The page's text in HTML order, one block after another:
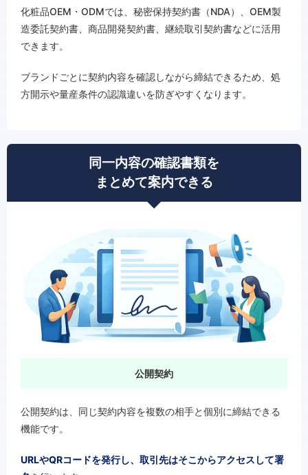
化粧品OEM・ODMでは、秘密保持契約書（NDA）、OEM製
造委託契約書、商品開発契約書、継続取引契約書などに活用
できます。
ブランドごとに契約内容を確認しながら締結できるため、処
方開示や量産条件の認識違いを防ぎやすくなります。
同一内容の確認書類を
まとめて案内できる
公開契約
公開契約は、同じ契約内容を複数の相手と個別に締結できる
機能です。
URLやQRコードを発行し、取引先はそこからアクセスして署